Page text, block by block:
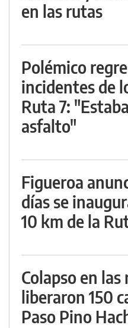
en las rutas
Polémico
incidentes de
Ruta 7:
asfalto"
Figueroa
días se
10 km de la
Colapso en
liberaron 150
Paso Pino